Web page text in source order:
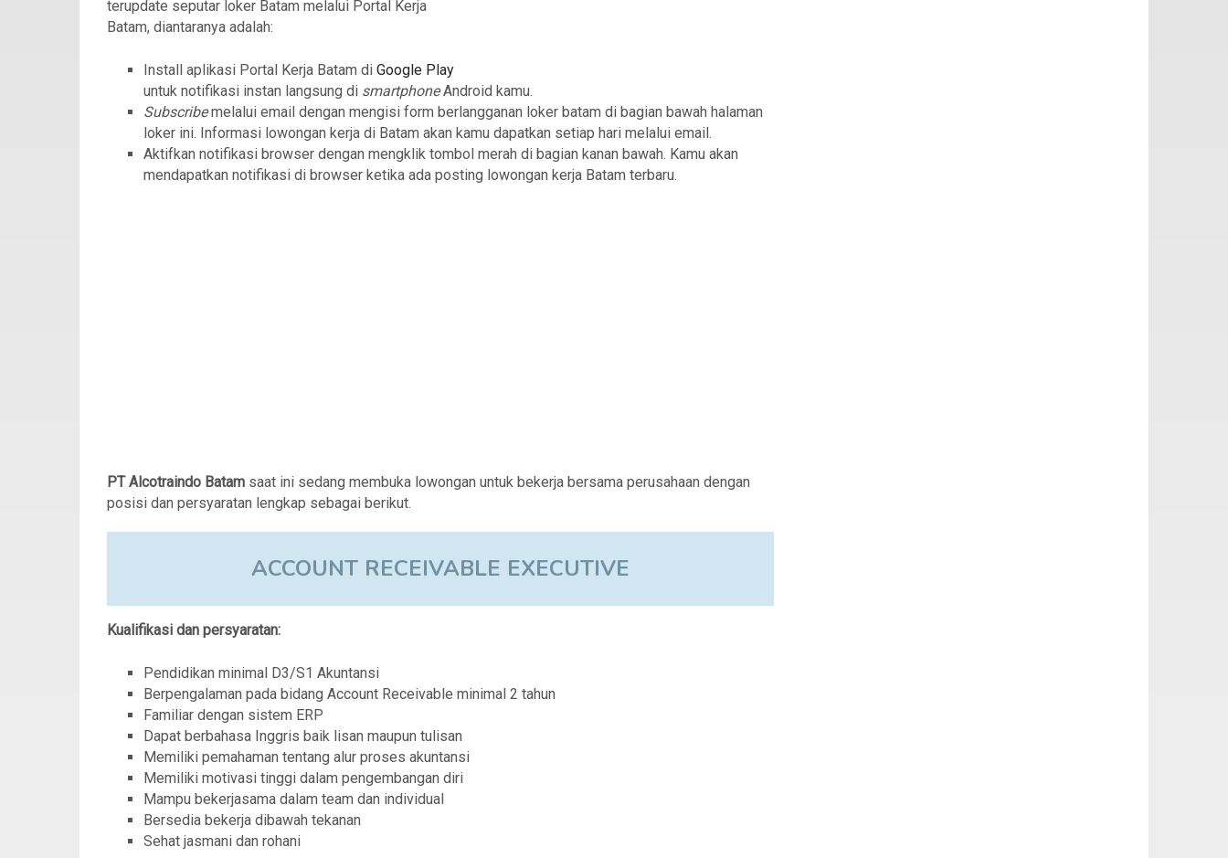
terupdate seputar loker Batam melalui Portal Kerja
Batam, diantaranya adalah:
Install aplikasi Portal Kerja Batam di Google Play
untuk notifikasi instan langsung di smartphoneAndroid kamu.
Subscribemelalui email dengan mengisi form berlangganan loker batam di bagian bawah halaman
loker ini. Informasi lowongan kerja di Batam akan kamu dapatkan setiap hari melalui email.
Aktifkan notifikasi browser dengan mengklik tombol merah di bagian kanan bawah. Kamu akan
mendapatkan notifikasi di browser ketika ada posting lowongan kerja Batam terbaru.
PT Alcotraindo Batam saat ini sedang membuka lowongan untuk bekerja bersama perusahaan dengan
posisi dan persyaratan lengkap sebagai berikut.
ACCOUNT RECEIVABLE EXECUTIVE
Kualifikasi dan persyaratan:
Pendidikan minimal D3/S1 Akuntansi
Berpengalaman pada bidang Account Receivable minimal 2 tahun
Familiar dengan sistem ERP
Dapat berbahasa Inggris baik lisan maupun tulisan
Memiliki pemahaman tentang alur proses akuntansi
Memiliki motivasi tinggi dalam pengembangan diri
Mampu bekerjasama dalam team dan individual
Bersedia bekerja dibawah tekanan
Sehat jasmani dan rohani